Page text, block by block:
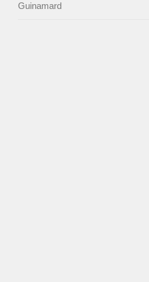
Guinamard